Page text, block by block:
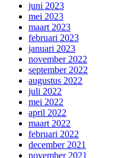
juni 2023
mei 2023
maart 2023
februari 2023
januari 2023
november 2022
september 2022
augustus 2022
juli 2022
mei 2022
april 2022
maart 2022
februari 2022
december 2021
november 2021